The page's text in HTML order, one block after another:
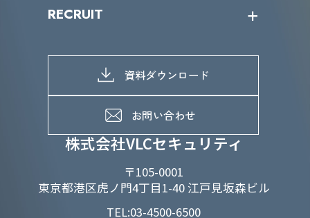
株式会社VLCセキュリティ
〒105-0001
東京都港区虎ノ門4丁目1-40 江戸見坂森ビル
TEL:03-4500-6500
IRライブラリー
よくあるご質問
当グループのマテリアリティ
SDGs推進体制
D&Iの取り組み
RECRUIT
募集職種一覧
メッセージ
メンバーインタビュー
資料ダウンロード
お問い合わせ